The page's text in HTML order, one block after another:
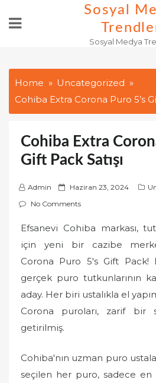
Sosyal
Sosyal Medya
Home
Uncategorized
Cohiba Extra Corona Puro 5’s
Cohiba Extra
Gift Pack Satışı
Admin
P
o
t
d
Haziran 23, 2024
No Comments
Efsanevi Cohiba markası,
için yeni bir cazibe
Corona Puro 5's Gift Pack!
gerçek puro tutkunlarının
aday. Her biri ustalıkla el
Corona puroları, zarif bir
getirilmiş.
Cohiba'nın uzman puro
seçilen her puro, sadece